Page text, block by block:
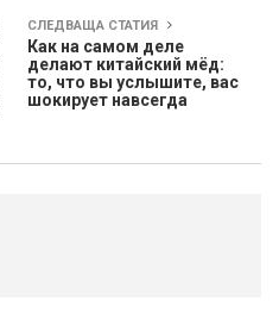
СЛЕДВАЩА СТАТИЯ
Как на самом деле
делают китайский мёд:
то, что вы услышите, вас
шокирует навсегда